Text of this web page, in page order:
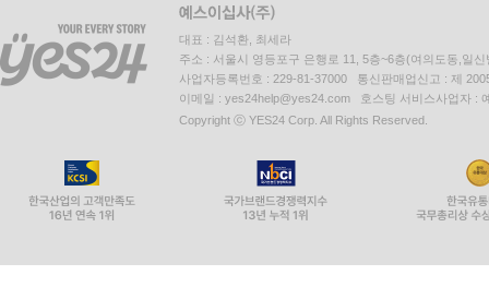
대표 : 김석환, 최세라
주소 : 서울시 영등포구 은행로 11, 5층~6층(여의도동,일신
사업자등록번호 : 229-81-37000 통신판매업신고 : 제
이메일 : yes24help@yes24.com 호스팅 서비스사업자 :
Copyright ⓒ YES24 Corp. All Rights Reserved.